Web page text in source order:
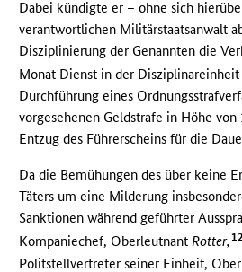
Dabei kündigte er – ohne sich
verantwortlichen Militärstaatsanwalt
Disziplinierung der Genannten die
Monat Dienst in der Disziplinareinheit
Durchführung eines
vorgesehenen Geldstrafe in Höhe
Entzug des Führerscheins für die
Da die Bemühungen des über keine
Täters um eine Milderung
Sanktionen während geführter
Kompaniechef, Oberleutnant Rotter, 12
Politstellvertreter seiner Einheit,